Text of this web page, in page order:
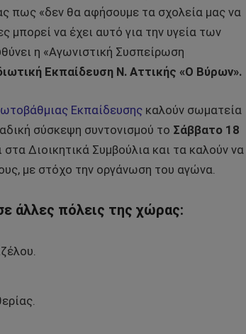
πως «δεν θα αφήσουμε τα σχολεία μας να
μπορεί να έχει αυτό για την υγεία των
η «Αγωνιστική Συσπείρωση
Εκπαίδευση Ν. Αττικής «Ο Βύρων».
Εκπαίδευσης καλούν σωματεία
σύσκεψη συντονισμού το Σάββατο 18
Διοικητικά Συμβούλια και τα καλούν να
με στόχο την οργάνωση του αγώνα.
άλλες πόλεις της χώρας: